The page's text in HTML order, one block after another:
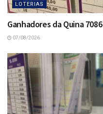
LOTERIAS
Ganhadores da Quina 7086
07/08/2026